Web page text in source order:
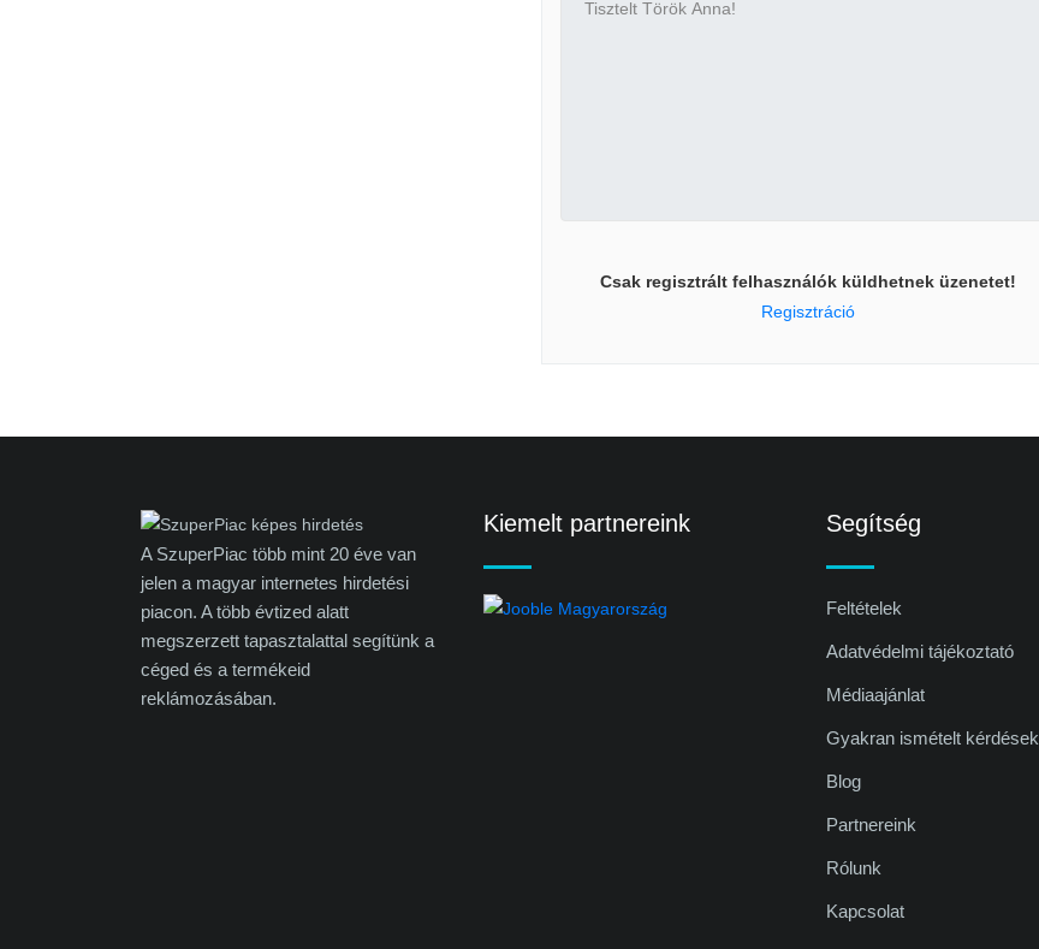
Csak regisztrált felhasználók küldhetnek üzenetet!
Regisztráció
A SzuperPiac több mint 20 éve van
jelen a magyar internetes hirdetési
piacon. A több évtized alatt
megszerzett tapasztalattal segítünk a
céged és a termékeid
reklámozásában.
Kiemelt partnereink Segítség
Feltételek
Adatvédelmi tájékoztató
Médiaajánlat
Gyakran ismételt kérdések
Blog
Partnereink
Rólunk
Kapcsolat